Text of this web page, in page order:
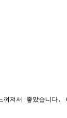
져서 좋았습니다.